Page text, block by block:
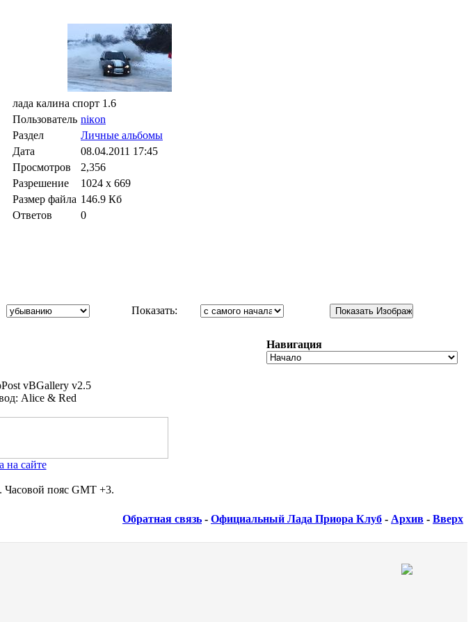
лада калина спорт 1.6
Пользователь niкon
Раздел
Личные альбомы
Дата
08.04.2011 17:45
Просмотров
2,356
Разрешение
1024 x 669
Размер файла 146.9 Кб
Ответов
0
Показать:
Навигация
vBGallery v2.5
Alice & Red
на сайте
Часовой пояс GMT +3.
Обратная связь - Официальный Лада Приора Клуб - Архив - Вверх